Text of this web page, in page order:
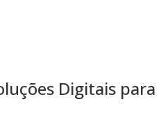
Digitais para